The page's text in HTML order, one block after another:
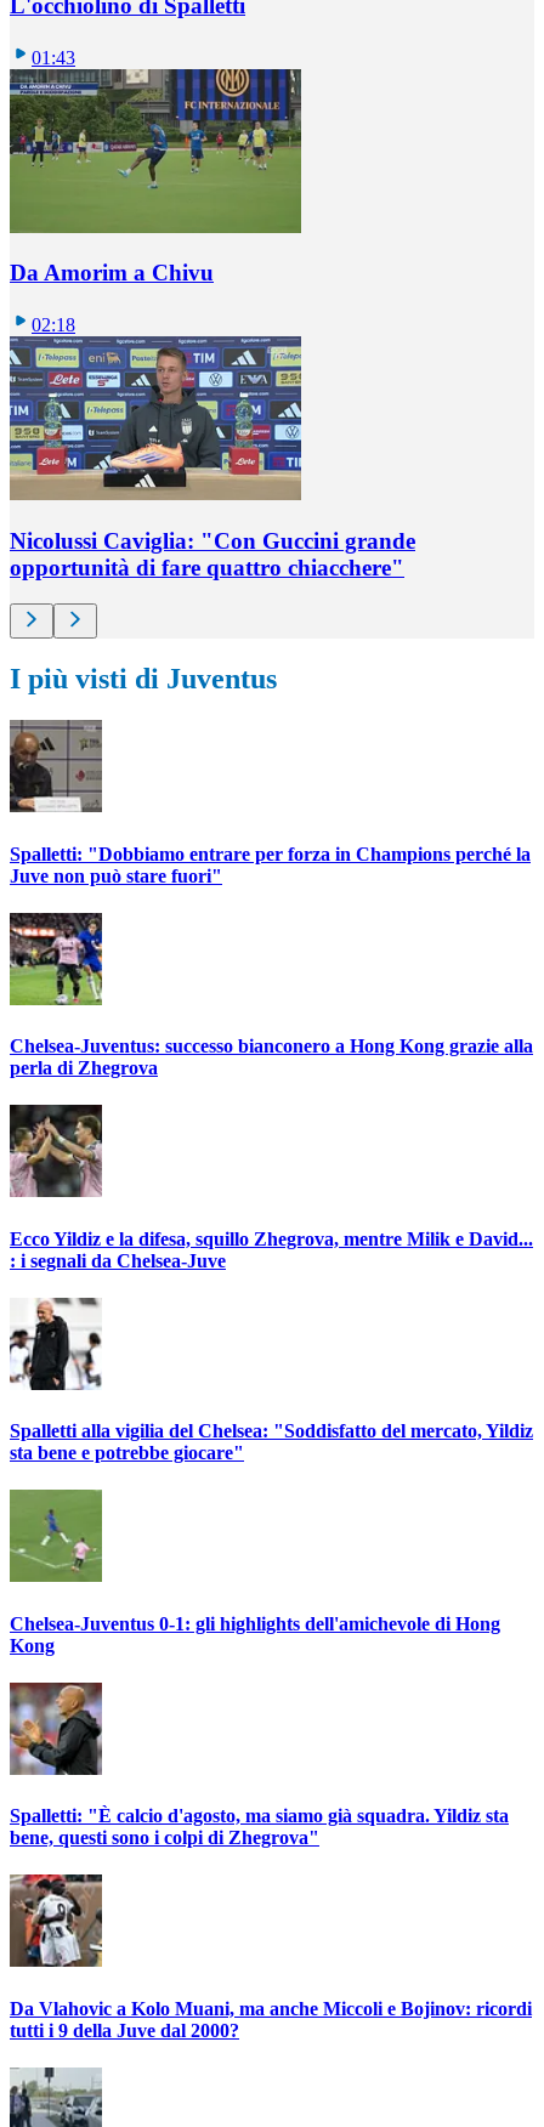
L'occhiolino di Spalletti
01:43
Da Amorim a Chivu
02:18
Nicolussi Caviglia: "Con Guccini grande
opportunità di fare quattro chiacchere"
I più visti di Juventus
Spalletti: "Dobbiamo entrare per forza in Champions perché la
Juve non può stare fuori"
Chelsea-Juventus: successo bianconero a Hong Kong grazie alla
perla di Zhegrova
Ecco Yildiz e la difesa, squillo Zhegrova, mentre Milik e David...
: i segnali da Chelsea-Juve
Spalletti alla vigilia del Chelsea: "Soddisfatto del mercato, Yildiz
sta bene e potrebbe giocare"
Chelsea-Juventus 0-1: gli highlights dell'amichevole di Hong
Kong
Spalletti: "È calcio d'agosto, ma siamo già squadra. Yildiz sta
bene, questi sono i colpi di Zhegrova"
Da Vlahovic a Kolo Muani, ma anche Miccoli e Bojinov: ricordi
tutti i 9 della Juve dal 2000?